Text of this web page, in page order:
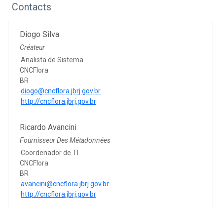
Contacts
Diogo Silva
Créateur
Analista de Sistema
CNCFlora
BR
diogo@cncflora.jbrj.gov.br
http://cncflora.jbrj.gov.br
Ricardo Avancini
Fournisseur Des Métadonnées
Coordenador de TI
CNCFlora
BR
avancini@cncflora.jbrj.gov.br
http://cncflora.jbrj.gov.br